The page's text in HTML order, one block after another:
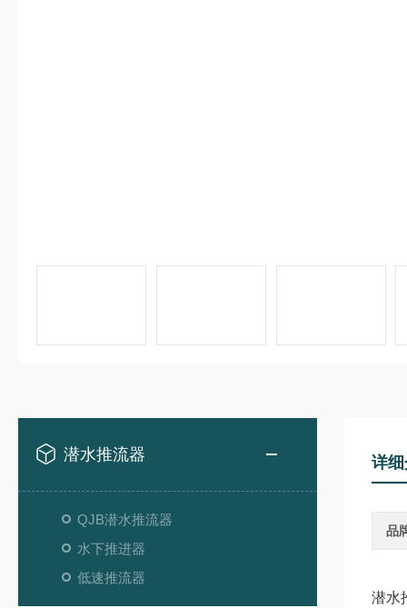
潜水推流器
QJB潜水推流器
水下推进器
低速推流器
详
品
潜水